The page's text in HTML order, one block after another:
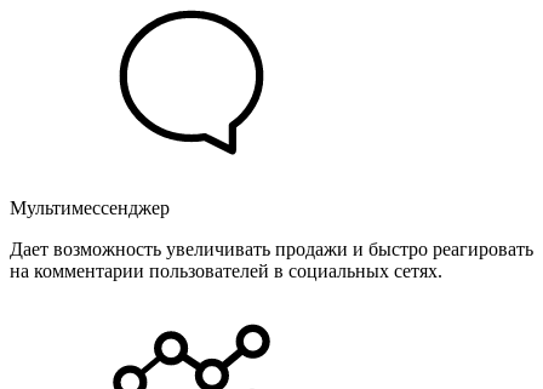
Мультимессенджер
Дает возможность увеличивать продажи и быстро реагировать
на комментарии пользователей в социальных сетях.